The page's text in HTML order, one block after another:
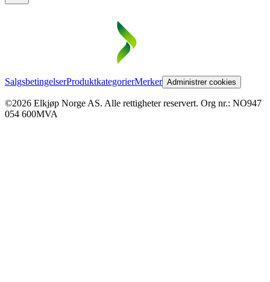
SalgsbetingelserProduktkategorierMerker Administrer cookies
©2026 Elkjøp Norge AS. Alle rettigheter reservert. Org nr.: NO947
054 600MVA